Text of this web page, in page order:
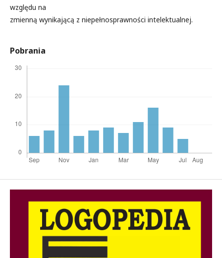
względu na
zmienną wynikającą z niepełnosprawności intelektualnej.
Pobrania